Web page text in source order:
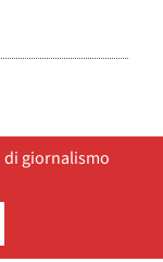
di giornalismo